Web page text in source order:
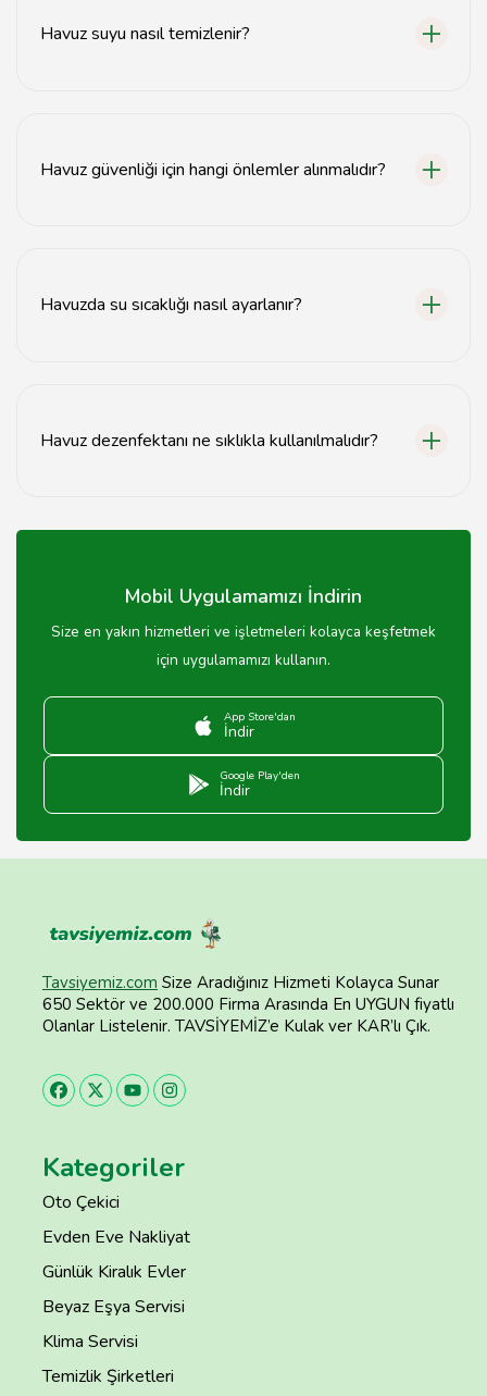
Havuz suyu nasıl temizlenir?
Havuz güvenliği için hangi önlemler alınmalıdır?
Havuzda su sıcaklığı nasıl ayarlanır?
Havuz dezenfektanı ne sıklıkla kullanılmalıdır?
haftada en az bir kez uygulanmalı, yoğun kullanım
Mobil Uygulamamızı İndirin
Size en yakın hizmetleri ve işletmeleri kolayca keşfetmek
için uygulamamızı kullanın.
App Store'dan
İndir
Google Play'den
İndir
Tavsiyemiz.com Size Aradığınız Hizmeti Kolayca Sunar
650 Sektör ve 200.000 Firma Arasında En UYGUN fiyatlı
Olanlar Listelenir. TAVSİYEMİZ’e Kulak ver KAR’lı Çık.
Kategoriler
Oto Çekici
Evden Eve Nakliyat
Günlük Kiralık Evler
Beyaz Eşya Servisi
Klima Servisi
Temizlik Şirketleri